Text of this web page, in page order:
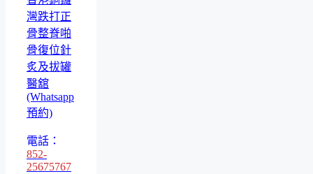
灣跌打正
骨整脊啪
骨復位針
炙及拔罐
醫舘
(Whatsapp
預約)
電話：
852-
25675767